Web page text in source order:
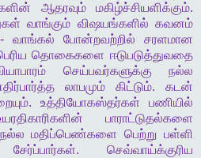
ஆதரவும் மகிழ்ச்சியளிக்கும்.
வாங்கும் விஷயங்களில் கவனம்
- வாங்கல் போன்றவற்றில்
சரளமான
தொகைகளை ஈடுபடுத்துவதை
செய்பவர்களுக்கு
நல்ல
லாபமும் கிட்டும்.கடன்
. உத்தியோகஸ்தர்கள்
பணியில்
பாராட்டுதல்களை
நல்ல மதிப்பெண்களை பெற்று பள்ளி
சேர்ப்பார்கள்.செவ்வாய்க்குரிய